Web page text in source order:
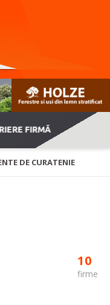
FIRMĂ
DE CURATENIE
10
firme